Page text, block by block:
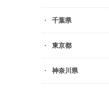
千葉県
東京都
神奈川県